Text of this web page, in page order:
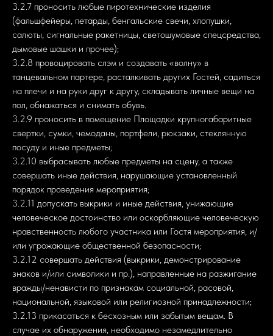
3.2.7 проносить любые пиротехнические изделия
(фальшфейеры, петарды, бенгальские свечи, хлопушки,
салюты, сигнальные ракетницы, светошумовые спецсредства,
дымовые шашки и прочее);
3.2.8 провоцировать слэм и создавать «волну» в
танцевальном партере, расталкивать других Гостей, садиться
на плечи и на руки друг к другу, складывать личные вещи на
пол, обнажаться и снимать обувь.
3.2.9 проносить в помещение Площадки крупногабаритные
свертки, сумки, чемоданы, портфели, рюкзаки, стеклянную
посуду и иные предметы;
3.2.10 выбрасывать любые предметы на сцену, а также
совершать иные действия, нарушающие установленный
порядок проведения мероприятия;
3.2.11 допускать выкрики и иные действия, унижающие
человеческое достоинство или оскорбляющие человеческую
нравственность любого участника или Гостя мероприятия, и/
или угрожающие общественной безопасности;
3.2.12 совершать действия (выкрики, демонстрирование
знаков и/или символики и пр.), направленные на разжигание
вражды/ненависти по признакам социальной, расовой,
национальной, языковой или религиозной принадлежности;
3.2.13 прикасаться к бесхозным или забытым вещам. В
случае их обнаружения, необходимо незамедлительно